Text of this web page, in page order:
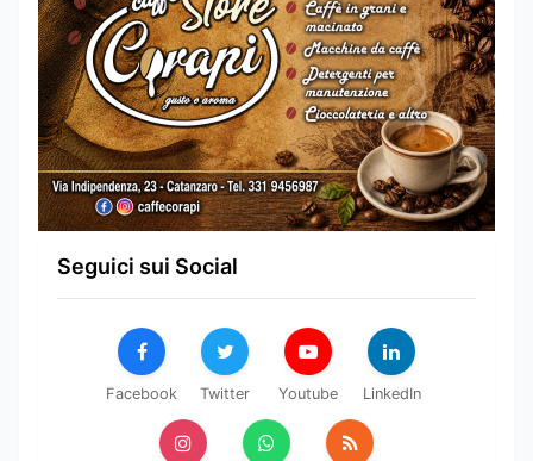
Seguici sui Social
Facebook Twitter Youtube LinkedIn